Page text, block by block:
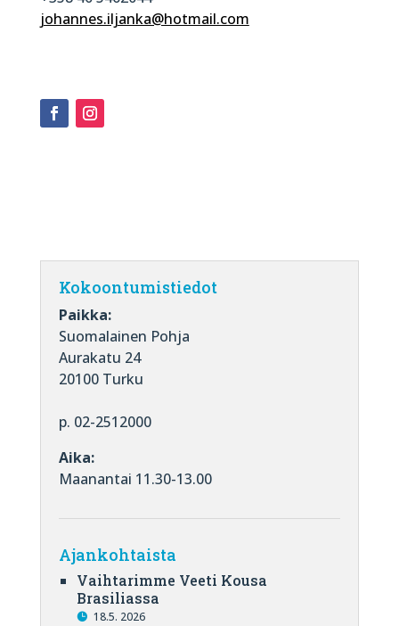
johannes.iljanka@hotmail.com
Kokoontumistiedot
Paikka:
Suomalainen Pohja
Aurakatu 24
20100 Turku
p. 02-2512000
Aika:
Maanantai 11.30-13.00
Ajankohtaista
Vaihtarimme Veeti Kousa
Brasiliassa
18.5. 2026